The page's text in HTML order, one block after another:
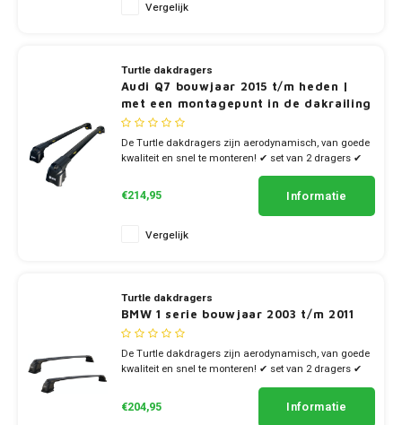
Vergelijk
Turtle dakdragers
Audi Q7 bouwjaar 2015 t/m heden |
met een montagepunt in de dakrailing
De Turtle dakdragers zijn aerodynamisch, van goede
kwaliteit en snel te monteren! ✔ set van 2 dragers ✔
€214,95 Informatie
Vergelijk
Turtle dakdragers
BMW 1 serie bouwjaar 2003 t/m 2011
De Turtle dakdragers zijn aerodynamisch, van goede
kwaliteit en snel te monteren! ✔ set van 2 dragers ✔
€204,95 Informatie